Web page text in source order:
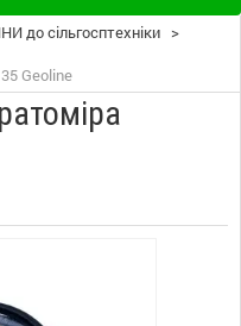
до сільгосптехніки >
Geoline